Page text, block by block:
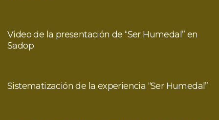
Video de la presentación de “Ser Humedal” en
Sadop
Sistematización de la experiencia “Ser Humedal”